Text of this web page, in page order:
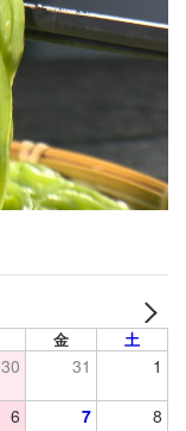
金 土
30 31 1
6 7 8